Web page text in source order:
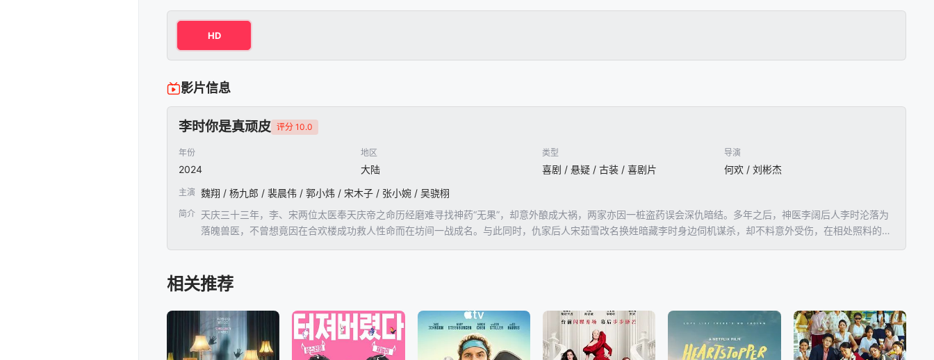
HD
影片信息
李时你是真顽皮 评分 10.0
年份
2024
地区
大陆
类型
喜剧 / 悬疑 / 古装 / 喜剧片
导演
何欢 / 刘彬杰
主演 魏翔 / 杨九郎 / 裴晨伟 / 郭小炜 / 宋木子 / 张小婉 / 吴骁栩
简介 天庆三十三年，李、宋两位太医奉天庆帝之命历经磨难寻找神药“无果”，却意外酿成大祸，两家亦因一桩盗药误会深仇暗结。多年之后，神医李阔后人李时沦落为
落魄兽医，不曾想竟因在合欢楼成功救人性命而在坊间一战成名。与此同时，仇家后人宋茹雪改名换姓暗藏李时身边伺机谋杀，却不料意外受伤，在相处照料的过
相关推荐